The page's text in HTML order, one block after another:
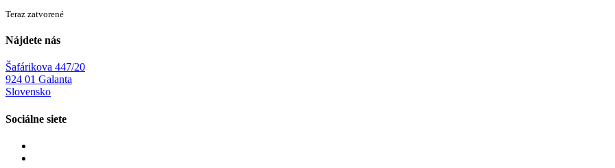
Teraz zatvorené
Nájdete nás
Šafárikova 447/20
924 01 Galanta
Slovensko
Sociálne siete